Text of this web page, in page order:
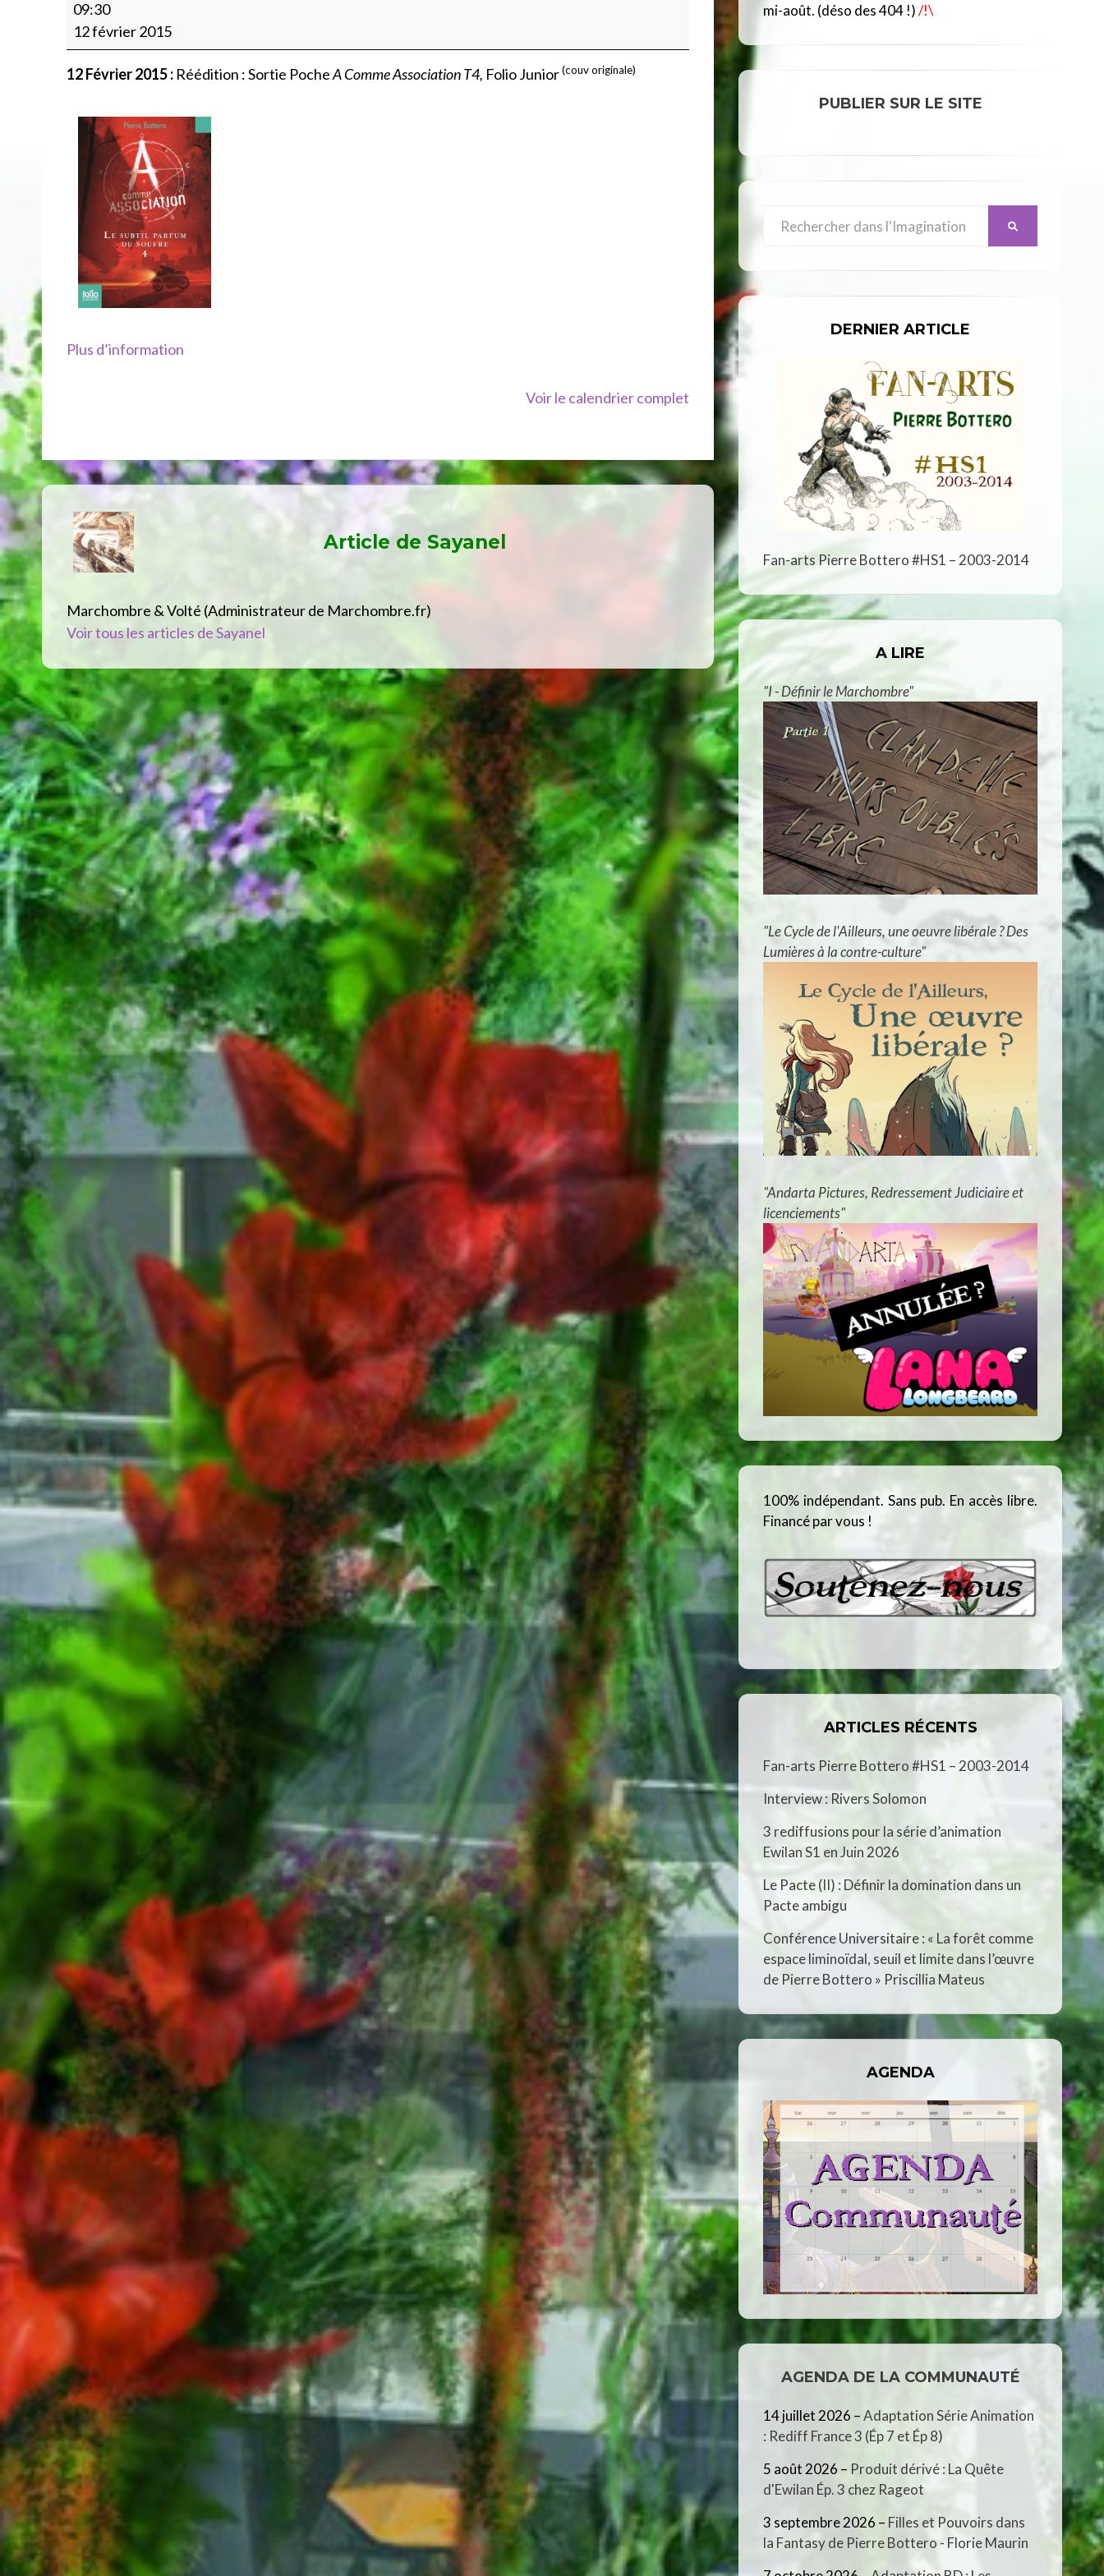
C
Sortie
Poche
A
Association
Folio
Junior
(couv
originale)
09:30
12 février 2015
12 Février 2015 : Réédition : Sortie PocheA Comme Association T4, Folio Junior(couv originale)
Plus d’information
Voir le calendrier complet
Article de Sayanel
Marchombre & Volté (Administrateur de Marchombre.fr)
Voir tous les articles de Sayanel
mi-août. (déso des 404 !)/!\
PUBLIER SUR LE SITE
for:
DERNIER ARTICLE
Fan-arts Pierre Bottero #HS1 – 2003-2014
A LIRE
"I - Définir le Marchombre"
"Le Cycle de l'Ailleurs, une oeuvre libérale ? Des
Lumières à la contre-culture"
"Andarta Pictures, Redressement Judiciaire et
licenciements"
100% indépendant. Sans pub. En accès libre.
Financé par vous !
ARTICLES RÉCENTS
Fan-arts Pierre Bottero #HS1 – 2003-2014
Interview : Rivers Solomon
3 rediffusions pour la série d’animation
Ewilan S1 en Juin 2026
Le Pacte (II) : Définir la domination dans un
Pacte ambigu
Conférence Universitaire : « La forêt comme
espace liminoïdal, seuil et limite dans l’œuvre
de Pierre Bottero » Priscillia Mateus
AGENDA
AGENDA DE LA COMMUNAUTÉ
14 juillet 2026 –Adaptation Série Animation
: Rediff France 3 (Ép 7 et Ép 8)
5 août 2026 – Produit dérivé : La Quête
d'Ewilan Ép. 3 chez Rageot
3 septembre 2026 – Filles et Pouvoirs dans
la Fantasy de Pierre Bottero - Florie Maurin